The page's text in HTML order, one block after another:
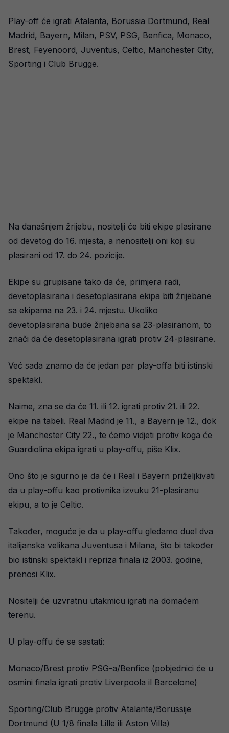
Play-off će igrati Atalanta, Borussia Dortmund, Real
Madrid, Bayern, Milan, PSV, PSG, Benfica, Monaco,
Brest, Feyenoord, Juventus, Celtic, Manchester City,
Sporting i Club Brugge.
Na današnjem žrijebu, nositelji će biti ekipe plasirane
od devetog do 16. mjesta, a nenositelji oni koji su
plasirani od 17. do 24. pozicije.
Ekipe su grupisane tako da će, primjera radi,
devetoplasirana i desetoplasirana ekipa biti žrijebane
sa ekipama na 23. i 24. mjestu. Ukoliko
devetoplasirana bude žrijebana sa 23-plasiranom, to
znači da će desetoplasirana igrati protiv 24-plasirane.
Već sada znamo da će jedan par play-offa biti istinski
spektakl.
Naime, zna se da će 11. ili 12. igrati protiv 21. ili 22.
ekipe na tabeli. Real Madrid je 11., a Bayern je 12., dok
je Manchester City 22., te ćemo vidjeti protiv koga će
Guardiolina ekipa igrati u play-offu, piše Klix.
Ono što je sigurno je da će i Real i Bayern priželjkivati
da u play-offu kao protivnika izvuku 21-plasiranu
ekipu, a to je Celtic.
Također, moguće je da u play-offu gledamo duel dva
italijanska velikana Juventusa i Milana, što bi također
bio istinski spektakl i repriza finala iz 2003. godine,
prenosi Klix.
Nositelji će uzvratnu utakmicu igrati na domaćem
terenu.
U play-offu će se sastati:
Monaco/Brest protiv PSG-a/Benfice (pobjednici će u
osmini finala igrati protiv Liverpoola il Barcelone)
Sporting/Club Brugge protiv Atalante/Borussije
Dortmund (U 1/8 finala Lille ili Aston Villa)